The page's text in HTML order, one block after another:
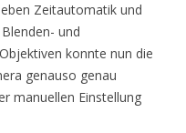
Zeitautomatik und
und
konnte nun die
genauso genau
manuellen Einstellung